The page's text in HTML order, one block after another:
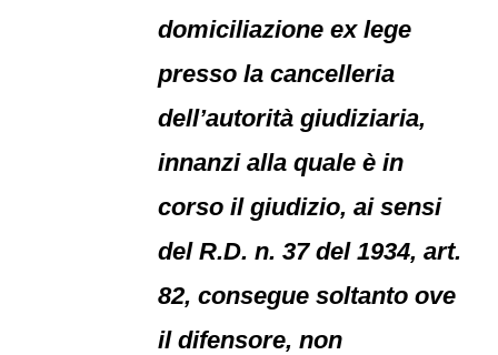
domiciliazione ex lege
presso la cancelleria
dell’autorità giudiziaria,
innanzi alla quale è in
corso il giudizio, ai sensi
del R.D. n. 37 del 1934, art.
82, consegue soltanto ove
il difensore, non